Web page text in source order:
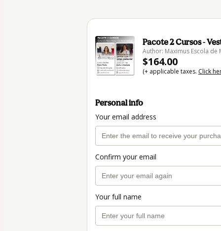
Pacote 2 Cursos -
Author: Maximus Escola de
$164.00
(+ applicable taxes. Click
Personal info
Your email address
Confirm your email
Your full name